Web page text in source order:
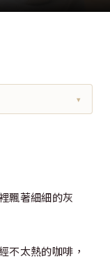
▾
飄著細細的灰
不太熱的咖啡，